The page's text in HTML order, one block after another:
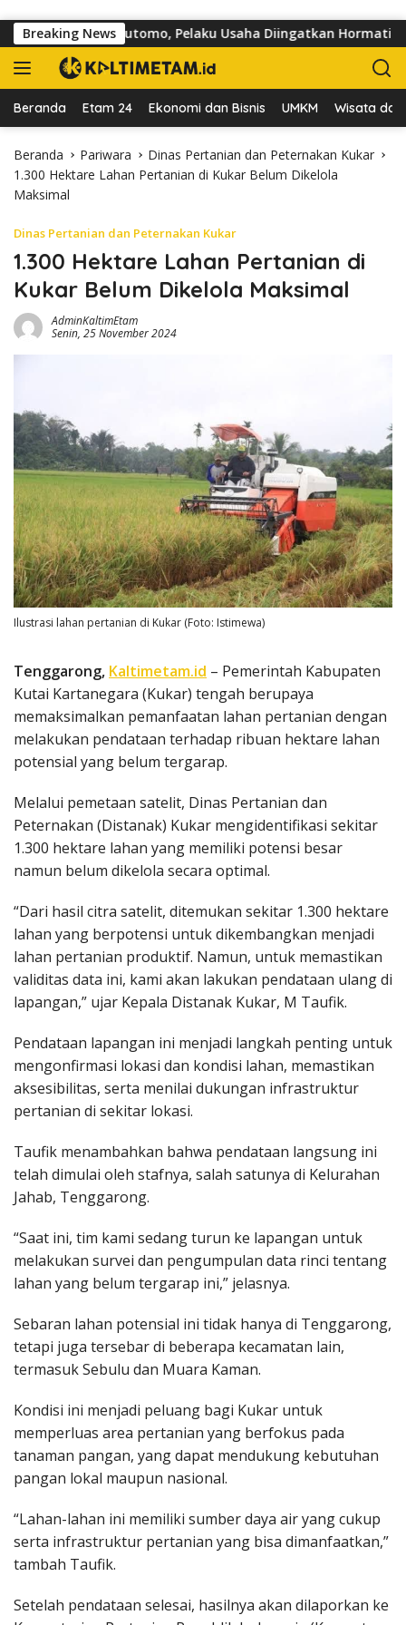
Breaking News
Jalan dr Sutomo, Pelaku Usaha Diingatkan Hormati Hak
Beranda Etam 24 Ekonomi dan Bisnis UMKM Wisata dan
Beranda Pariwara
Dinas Pertanian dan Peternakan Kukar
1.300 Hektare Lahan Pertanian di Kukar Belum Dikelola
Maksimal
Dinas Pertanian dan Peternakan Kukar
1.300 Hektare Lahan Pertanian di
Kukar Belum Dikelola Maksimal
AdminKaltimEtam
Senin, 25 November 2024
Ilustrasi lahan pertanian di Kukar (Foto: Istimewa)
Tenggarong, Kaltimetam.id – Pemerintah Kabupaten
Kutai Kartanegara (Kukar) tengah berupaya
memaksimalkan pemanfaatan lahan pertanian dengan
melakukan pendataan terhadap ribuan hektare lahan
potensial yang belum tergarap.
Melalui pemetaan satelit, Dinas Pertanian dan
Peternakan (Distanak) Kukar mengidentifikasi sekitar
1.300 hektare lahan yang memiliki potensi besar
namun belum dikelola secara optimal.
“Dari hasil citra satelit, ditemukan sekitar 1.300 hektare
lahan yang berpotensi untuk dikembangkan menjadi
lahan pertanian produktif. Namun, untuk memastikan
validitas data ini, kami akan lakukan pendataan ulang di
lapangan,” ujar Kepala Distanak Kukar, M Taufik.
Pendataan lapangan ini menjadi langkah penting untuk
mengonfirmasi lokasi dan kondisi lahan, memastikan
aksesibilitas, serta menilai dukungan infrastruktur
pertanian di sekitar lokasi.
Taufik menambahkan bahwa pendataan langsung ini
telah dimulai oleh stafnya, salah satunya di Kelurahan
Jahab, Tenggarong.
“Saat ini, tim kami sedang turun ke lapangan untuk
melakukan survei dan pengumpulan data rinci tentang
lahan yang belum tergarap ini,” jelasnya.
Sebaran lahan potensial ini tidak hanya di Tenggarong,
tetapi juga tersebar di beberapa kecamatan lain,
termasuk Sebulu dan Muara Kaman.
Kondisi ini menjadi peluang bagi Kukar untuk
memperluas area pertanian yang berfokus pada
tanaman pangan, yang dapat mendukung kebutuhan
pangan lokal maupun nasional.
“Lahan-lahan ini memiliki sumber daya air yang cukup
serta infrastruktur pertanian yang bisa dimanfaatkan,”
tambah Taufik.
Setelah pendataan selesai, hasilnya akan dilaporkan ke